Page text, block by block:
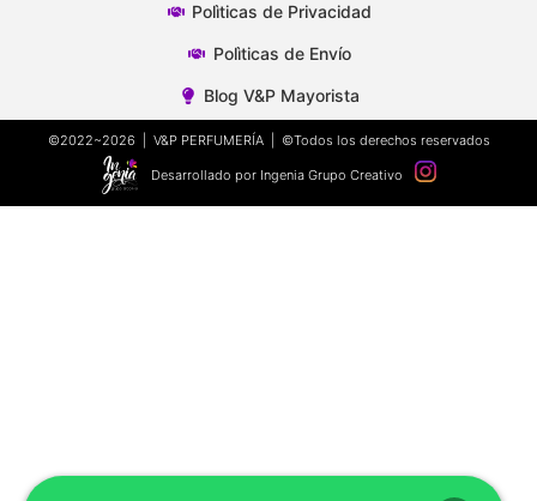
Polìticas de Privacidad
Polìticas de Envío
Blog V&P Mayorista
©2022~2026 | V&P PERFUMERÍA | ©Todos los derechos reservados
Desarrollado por Ingenia Grupo Creativo